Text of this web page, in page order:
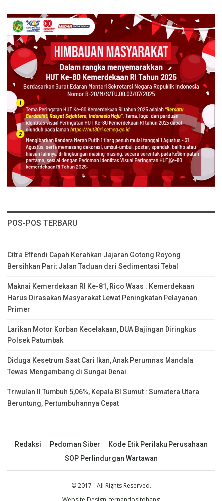
POS-POS TERBARU
Citra Effendi Capah Kerahkan Jajaran Gotong Royong
Bersihkan Parit Jalan Taduan dari Sedimentasi Tebal
Maknai Kemerdekaan RI Ke-81, Rico Waas : Kemerdekaan
Harus Dirasakan Masyarakat Lewat Peningkatan Pelayanan
Primer
Larikan Motor Korban Kecelakaan, DUA Bajingan Diringkus
Polsek Patumbak
Diduga Kesetrum Saat Cari Ikan, Anak Perumnas Mandala
Tewas Mengambang di Sungai Denai
Triwulan II Tumbuh 5,06%, Kepala BI Sumut : Sumatera Utara
Beruntung, Pertumbuhannya Cepat
Redaksi Pedoman Siber
Kode Etik Perilaku Perusahaan
SOP Perlindungan Wartawan
© 2017 - All Rights Reserved.
Website Design:fernandositohang